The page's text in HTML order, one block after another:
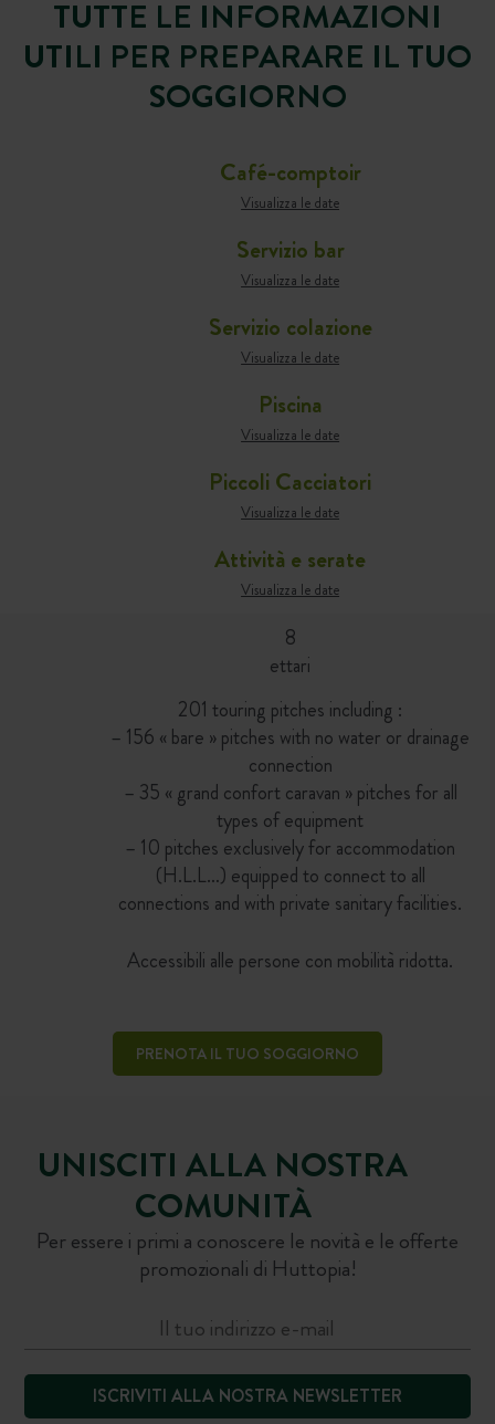
TUTTE LE INFORMAZIONI
UTILI PER PREPARARE IL TUO
SOGGIORNO
Café-comptoir
Visualizza le date
Servizio bar
Visualizza le date
Servizio colazione
Visualizza le date
Piscina
Visualizza le date
Piccoli Cacciatori
Visualizza le date
Attività e serate
Visualizza le date
8
ettari
201 touring pitches including :
– 156 « bare » pitches with no water or drainage
connection
– 35 « grand confort caravan » pitches for all
types of equipment
– 10 pitches exclusively for accommodation
(H.L.L…) equipped to connect to all
connections and with private sanitary facilities.
Accessibili alle persone con mobilità ridotta.
PRENOTA IL TUO SOGGIORNO
UNISCITI ALLA NOSTRA
COMUNITÀ
Per essere i primi a conoscere le novità e le offerte
promozionali di Huttopia!
ISCRIVITI ALLA NOSTRA NEWSLETTER